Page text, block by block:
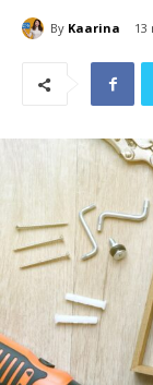
By Kaarina 13